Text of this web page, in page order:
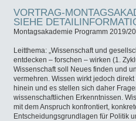
VORTRAG-
SIEHE
Montagsakademie Programm 2019/20
Leitthema: „Wissenschaft und
entdecken – forschen – wirken (1.
Wissenschaft soll Neues finden und
vermehren. Wissen wirkt jedoch
hinein und es stellen sich daher
wissenschaftlichen Erkenntnissen.
mit dem Anspruch konfrontiert,
Entscheidungsgrundlagen für Politik